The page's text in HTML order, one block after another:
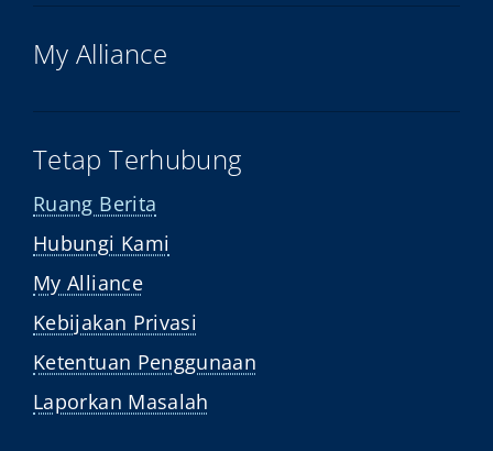
My Alliance
Tetap Terhubung
Ruang Berita
Hubungi Kami
My Alliance
Kebijakan Privasi
Ketentuan Penggunaan
Laporkan Masalah